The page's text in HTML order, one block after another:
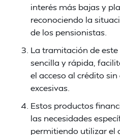
interés más bajas y
reconociendo la
de los pensionistas.
La tramitación de
sencilla y rápida,
el acceso al crédito
excesivas.
Estos productos
las necesidades
permitiendo utilizar el